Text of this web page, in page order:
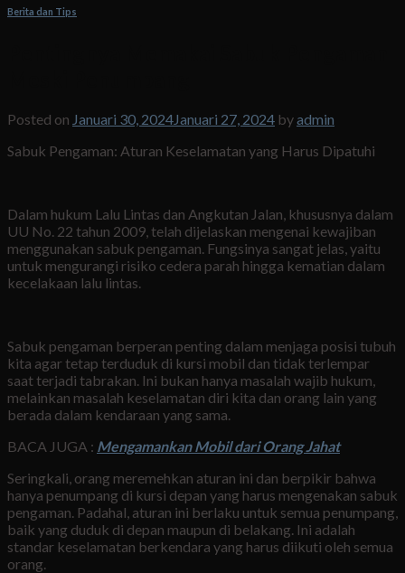
Berita dan Tips
Posted on Januari 30, 2024Januari 27, 2024 byadmin
Sabuk Pengaman: Aturan Keselamatan yang Harus Dipatuhi
Dalam hukum Lalu Lintas dan Angkutan Jalan, khususnya dalam
UU No. 22 tahun 2009, telah dijelaskan mengenai kewajiban
menggunakan sabuk pengaman. Fungsinya sangat jelas, yaitu
untuk mengurangi risiko cedera parah hingga kematian dalam
kecelakaan lalu lintas.
Sabuk pengaman berperan penting dalam menjaga posisi tubuh
kita agar tetap terduduk di kursi mobil dan tidak terlempar
saat terjadi tabrakan. Ini bukan hanya masalah wajib hukum,
melainkan masalah keselamatan diri kita dan orang lain yang
berada dalam kendaraan yang sama.
BACA JUGA : Mengamankan Mobil dari Orang Jahat
Seringkali, orang meremehkan aturan ini dan berpikir bahwa
hanya penumpang di kursi depan yang harus mengenakan sabuk
pengaman. Padahal, aturan ini berlaku untuk semua penumpang,
baik yang duduk di depan maupun di belakang. Ini adalah
standar keselamatan berkendara yang harus diikuti oleh semua
orang.